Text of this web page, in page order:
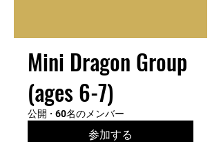
Mini Dragon Group
(ages 6-7)
公開 · 60名のメンバー
参加する